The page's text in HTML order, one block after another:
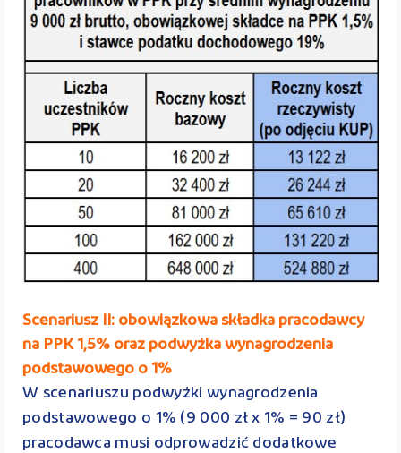
Scenariusz II: obowiązkowa składka pracodawcy
na PPK 1,5% oraz podwyżka wynagrodzenia
podstawowego o 1%
W scenariuszu podwyżki wynagrodzenia
podstawowego o 1% (9 000 zł x 1% = 90 zł)
pracodawca musi odprowadzić dodatkowe